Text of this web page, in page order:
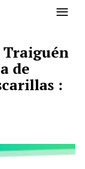
Traiguén
de
: